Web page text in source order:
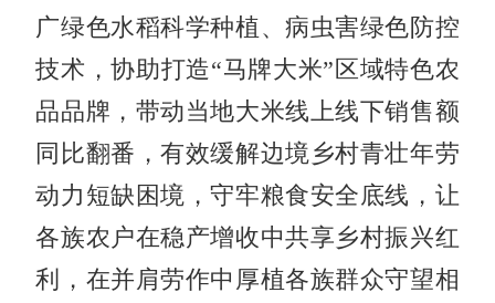
广绿色水稻科学种植、病虫害绿色防控
技术，协助打造“马牌大米”区域特色农
品品牌，带动当地大米线上线下销售额
同比翻番，有效缓解边境乡村青壮年劳
动力短缺困境，守牢粮食安全底线，让
各族农户在稳产增收中共享乡村振兴红
利，在并肩劳作中厚植各族群众守望相